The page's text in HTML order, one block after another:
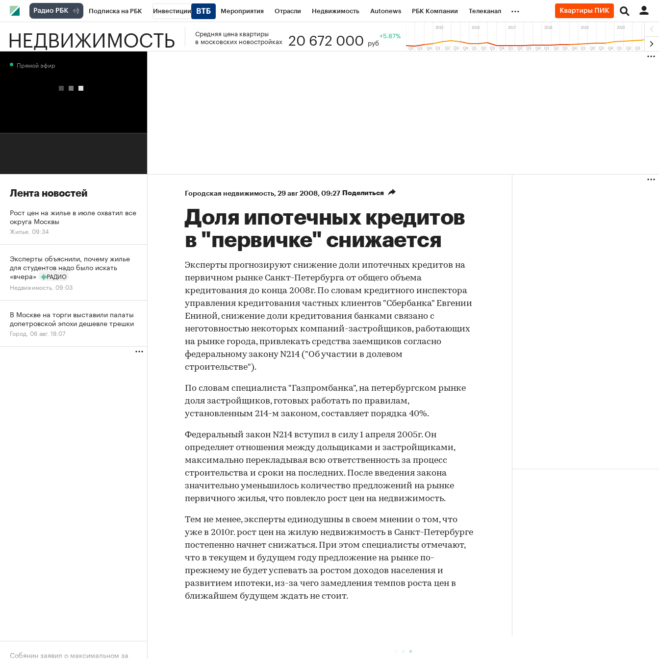
Подписка на РБК Инвестиции Мероприятия Отрасли Недвижимость Autonews РБК Компании Телеканал
РБК Вино Спорт Школа управления РБК РБК Образование Тренды
...
НЕДВИЖИМОСТЬ
Средняя цена квартиры
в московских новостройках
20 672 000 руб
+5.87%
Городская недвижимость⁠, 29 авг 2008, 09:27 Поделиться
Доля ипотечных кредитов
в "первичке" снижается
Эксперты прогнозируют снижение доли ипотечных кредитов на
первичном рынке Санкт-Петербурга от общего объема
кредитования до конца 2008г. По словам кредитного инспектора
управления кредитования частных клиентов "Сбербанка" Евгении
Ениной, снижение доли кредитования банками связано с
неготовностью некоторых компаний-застройщиков, работающих
на рынке города, привлекать средства заемщиков согласно
федеральному закону N214 ("Об участии в долевом
строительстве").
По словам специалиста "Газпромбанка", на петербургском рынке
доля застройщиков, готовых работать по правилам,
установленным 214-м законом, составляет порядка 40%.
Федеральный закон N214 вступил в силу 1 апреля 2005г. Он
определяет отношения между дольщиками и застройщиками,
максимально перекладывая всю ответственность за процесс
строительства и сроки на последних. После введения закона
значительно уменьшилось количество предложений на рынке
первичного жилья, что повлекло рост цен на недвижимость.
Тем не менее, эксперты единодушны в своем мнении о том, что
уже в 2010г. рост цен на жилую недвижимость в Санкт-Петербурге
постепенно начнет снижаться. При этом специалисты отмечают,
что в текущем и будущем году предложение на рынке по-
прежнему не будет успевать за ростом доходов населения и
развитием ипотеки, из-за чего замедления темпов роста цен в
ближайшем будущем ждать не стоит.
Прямой эфир
Лента новостей
Рост цен на жилье в июле охватил все
округа Москвы
Жилье, 09:34
Эксперты объяснили, почему жилье
для студентов надо было искать
«вчера»
РАДИО
Недвижимость, 09:03
В Москве на торги выставили палаты
допетровской эпохи дешевле трешки
Город, 06 авг, 18:07
Собянин заявил о максимальном за